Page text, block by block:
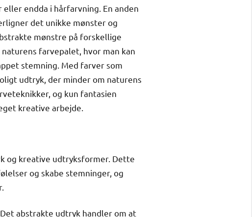
endda i hårfarvning. En anden
det unikke mønster og
mønstre på forskellige
farvepalet, hvor man kan
stemning. Med farver som
udtryk, der minder om naturens
og kun fantasien
kreative arbejde.
og kreative udtryksformer. Dette
og skabe stemninger, og
abstrakte udtryk handler om at